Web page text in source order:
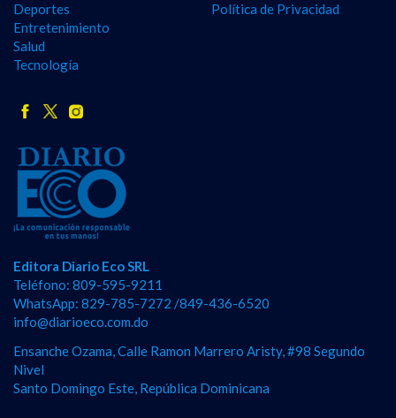
Deportes
Entretenimiento
Salud
Tecnología
Política de Privacidad
Editora Diario Eco SRL
Teléfono: 809-595-9211
WhatsApp: 829-785-7272 /849-436-6520
info@diarioeco.com.do
Ensanche Ozama, Calle Ramon Marrero Aristy, #98 Segundo
Nivel
Santo Domingo Este, República Dominicana